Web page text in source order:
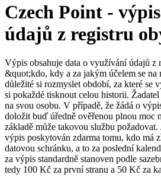
Czech Point -
údajů z registru
Výpis obsahuje data o využívání údajů z
&quot;kdo, kdy a za jakým účelem se na
důležité si rozmyslet období, za které se
si pokaždé tisknout celou historii.
na svou osobu. V případě, že žádá o
doložit buď úředně ověřenou plnou moc
základě může takovou službu požadovat.
výpis poskytován zdarma tomu, kdo má
datovou schránku, a to za poslední
za výpis standardně stanoven podle
tedy 100 Kč za první stranu a 50 Kč za